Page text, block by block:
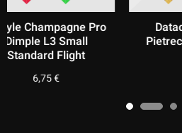
Harrows Carbon Small
Standard Flight